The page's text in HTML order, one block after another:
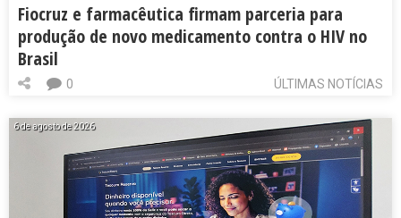
Fiocruz e farmacêutica firmam parceria para
produção de novo medicamento contra o HIV no
Brasil
ÚLTIMAS NOTÍCIAS
0
6 de agosto de 2026